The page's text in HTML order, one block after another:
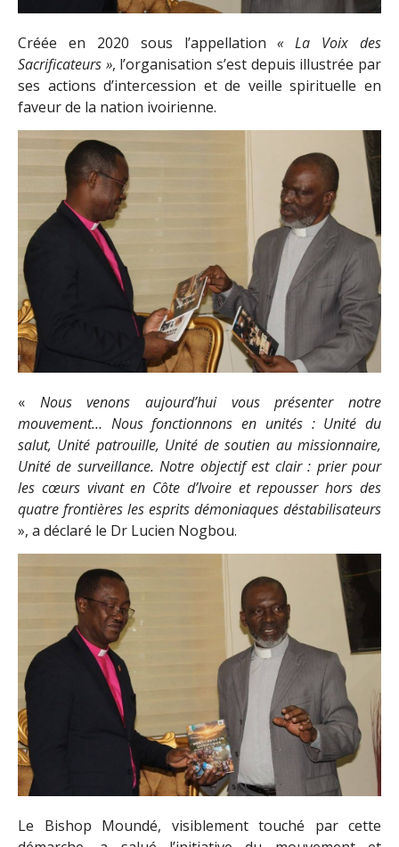
Créée en 2020 sous l’appellation« La Voix des
Sacrificateurs », l’organisation s’est depuis illustrée par
ses actions d’intercession et de veille spirituelle en
faveur de la nation ivoirienne.
« Nous venons aujourd’hui vous présenter notre
mouvement… Nous fonctionnons en unités : Unité du
salut, Unité patrouille, Unité de soutien au missionnaire,
Unité de surveillance. Notre objectif est clair : prier pour
les cœurs vivant en Côte d’Ivoire et repousser hors des
quatre frontières les esprits démoniaques déstabilisateurs
», a déclaré le Dr Lucien Nogbou.
Le Bishop Moundé, visiblement touché par cette